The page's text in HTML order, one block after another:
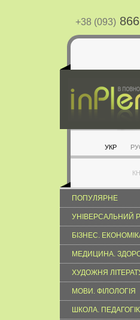
+38 (093)
УКР
ПОПУЛЯРНЕ
УНІВЕРСАЛЬНИЙ
БІЗНЕС.
МЕДИЦИНА.
ХУДОЖНЯ
МОВИ. ФІЛОЛОГІЯ
ШКОЛА.